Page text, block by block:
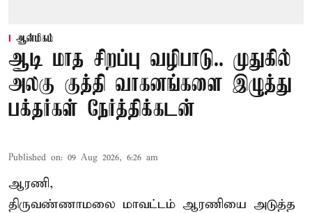
ஆன்மிகம்
ஆடி மாத சிறப்பு வழிபாடு.. முதுகில்
அலகு குத்தி வாகனங்களை இழுத்து
பக்தர்கள் நேர்த்திக்கடன்
Published on: 09 Aug 2026, 6:26 am
ஆரணி,
திருவண்ணாமலை மாவட்டம் ஆரணியை அடுத்த